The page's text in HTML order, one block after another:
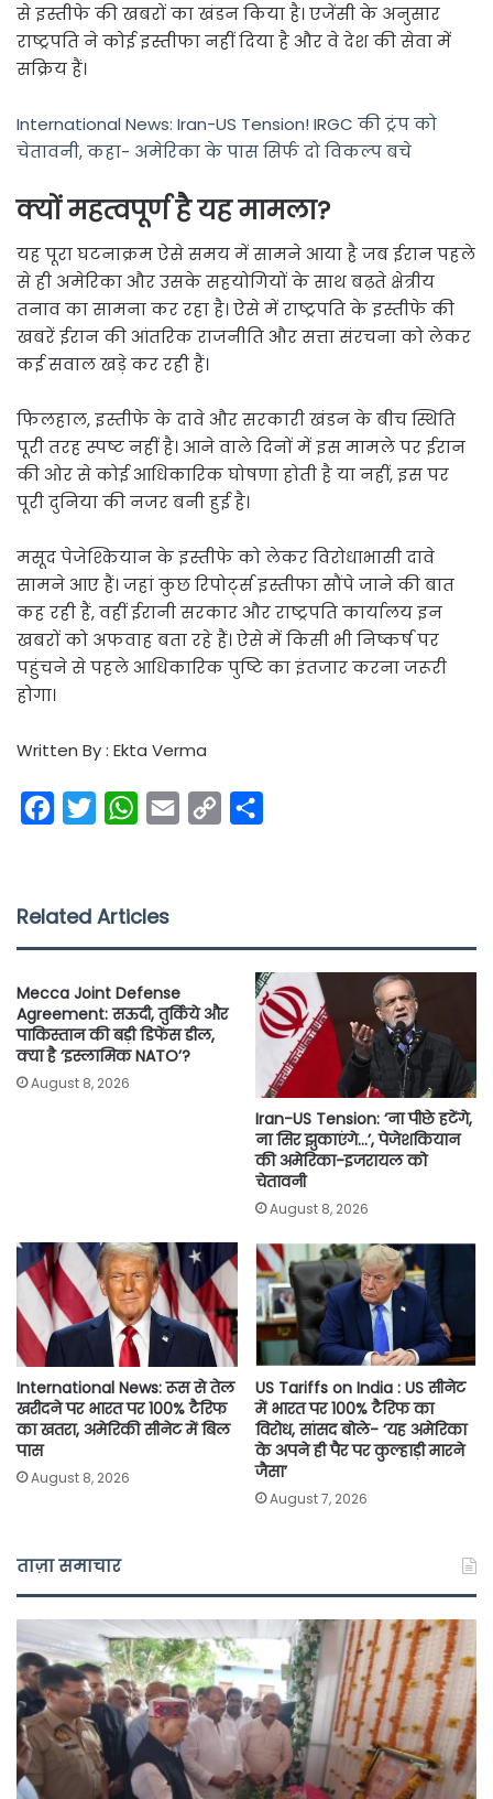
से इस्तीफे की खबरों का खंडन किया है। एजेंसी के अनुसार
राष्ट्रपति ने कोई इस्तीफा नहीं दिया है और वे देश की सेवा में
सक्रिय हैं।
International News: Iran-US Tension! IRGC की ट्रंप को
चेतावनी, कहा- अमेरिका के पास सिर्फ दो विकल्प बचे
क्यों महत्वपूर्ण है यह मामला?
यह पूरा घटनाक्रम ऐसे समय में सामने आया है जब ईरान पहले
से ही अमेरिका और उसके सहयोगियों के साथ बढ़ते क्षेत्रीय
तनाव का सामना कर रहा है। ऐसे में राष्ट्रपति के इस्तीफे की
खबरें ईरान की आंतरिक राजनीति और सत्ता संरचना को लेकर
कई सवाल खड़े कर रही हैं।
फिलहाल, इस्तीफे के दावे और सरकारी खंडन के बीच स्थिति
पूरी तरह स्पष्ट नहीं है। आने वाले दिनों में इस मामले पर ईरान
की ओर से कोई आधिकारिक घोषणा होती है या नहीं, इस पर
पूरी दुनिया की नजर बनी हुई है।
मसूद पेजेश्कियान के इस्तीफे को लेकर विरोधाभासी दावे
सामने आए हैं। जहां कुछ रिपोर्ट्स इस्तीफा सौंपे जाने की बात
कह रही हैं, वहीं ईरानी सरकार और राष्ट्रपति कार्यालय इन
खबरों को अफवाह बता रहे हैं। ऐसे में किसी भी निष्कर्ष पर
पहुंचने से पहले आधिकारिक पुष्टि का इंतजार करना जरूरी
होगा।
Written By : Ekta Verma
e
o
k
t
r
W
t
p
p
n
Related Articles
Mecca Joint Defense
Agreement: सऊदी, तुर्किये और
पाकिस्तान की बड़ी डिफेंस डील,
क्या है ‘इस्लामिक NATO’?
August 8, 2026
Iran-US Tension: ‘ना पीछे हटेंगे,
ना सिर झुकाएंगे…’, पेजेशकियान
की अमेरिका-इजरायल को
चेतावनी
August 8, 2026
International News: रूस से तेल
खरीदने पर भारत पर 100% टैरिफ
का खतरा, अमेरिकी सीनेट में बिल
पास
August 8, 2026
US Tariffs on India : US सीनेट
में भारत पर 100% टैरिफ का
विरोध, सांसद बोले- ‘यह अमेरिका
के अपने ही पैर पर कुल्हाड़ी मारने
जैसा’
August 7, 2026
ताज़ा समाचार